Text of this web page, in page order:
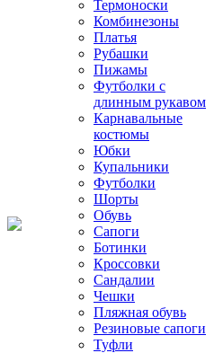
Термоноски
Комбинезоны
Платья
Рубашки
Пижамы
Футболки с
длинным рукавом
Карнавальные
костюмы
Юбки
Купальники
Футболки
Шорты
Обувь
Сапоги
Ботинки
Кроссовки
Сандалии
Чешки
Пляжная обувь
Резиновые сапоги
Туфли